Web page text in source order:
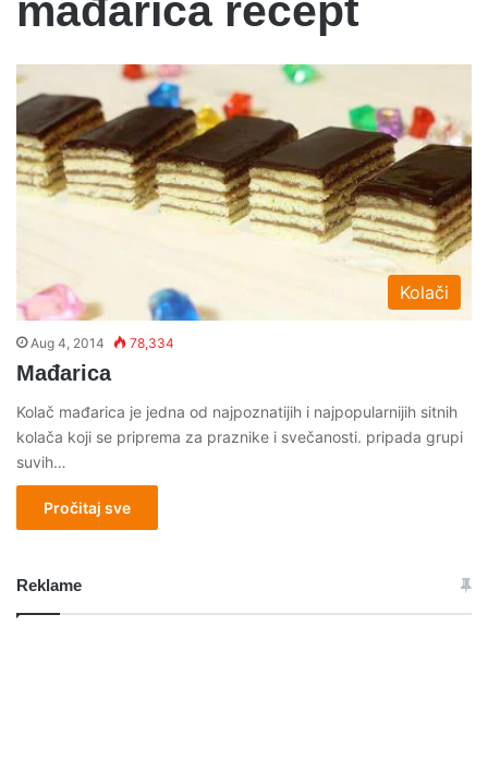
mađarica recept
Kolači
Aug 4, 2014 78,334
Mađarica
Kolač mađarica je jedna od najpoznatijih i najpopularnijih sitnih
kolača koji se priprema za praznike i svečanosti. pripada grupi
suvih…
Pročitaj sve
Reklame